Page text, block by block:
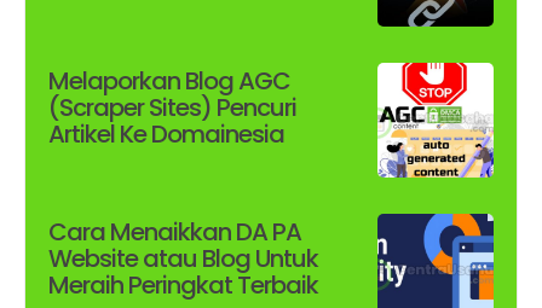
Melaporkan Blog AGC
(Scraper Sites) Pencuri
Artikel Ke Domainesia
Cara Menaikkan DA PA
Website atau Blog Untuk
Meraih Peringkat Terbaik